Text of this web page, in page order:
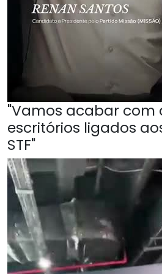
"Vamos acabar com
escritórios ligados
STF"